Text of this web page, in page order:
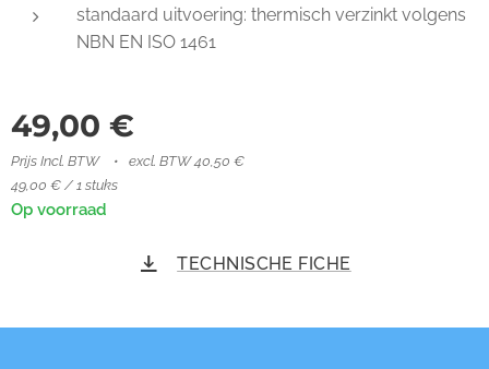
standaard uitvoering: thermisch verzinkt volgens
NBN EN ISO 1461
49,00 €
Prijs Incl. BTW
excl. BTW 40,50 €
49,00 € / 1 stuks
Op voorraad
TECHNISCHE FICHE